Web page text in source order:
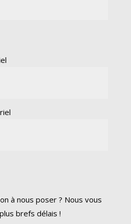
à nous poser ? Nous vous
brefs délais !